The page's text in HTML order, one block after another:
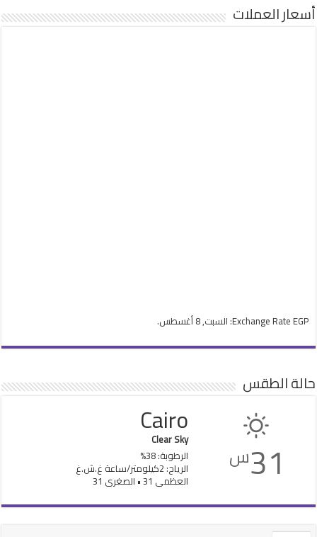
أسعار العملات
Exchange Rate EGP : السبت, 8 أغسطس.
حالة الطقس
31س
Cairo
Clear Sky
الرطوبة: 38%
الرياح: 2كيلومتر/ساعة غ.ش.غ
العظمى 31 • الصغرى 31